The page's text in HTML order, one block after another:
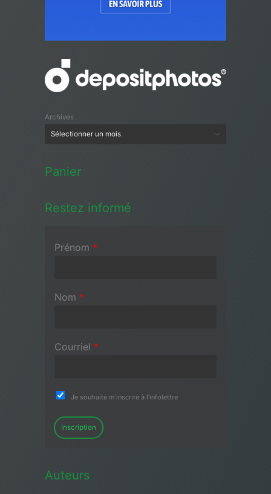
Archives
Panier
Restez informé
Prénom *
Nom *
Courriel *
Je souhaite m'inscrire à l'infolettre
Inscription
Auteurs